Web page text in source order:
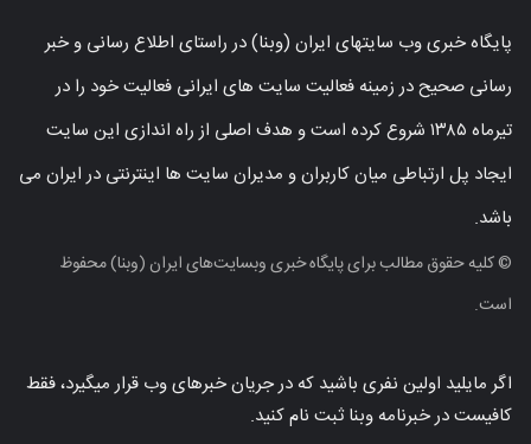
پایگاه خبری وب سایتهای ایران (وبنا) در راستای اطلاع رسانی و خبر
رسانی صحیح در زمینه فعالیت سایت های ایرانی فعالیت خود را در
تیرماه ۱۳۸۵ شروع کرده است و هدف اصلی از راه اندازی این سایت
ایجاد پل ارتباطی میان کاربران و مدیران سایت ها اینترنتی در ایران می
باشد.
© کلیه حقوق مطالب برای پایگاه خبری وبسایت‌های ایران (وبنا) محفوظ
است.
اگر مایلید اولین نفری باشید که در جریان خبرهای وب قرار میگیرد، فقط
کافیست در خبرنامه وبنا ثبت نام کنید.